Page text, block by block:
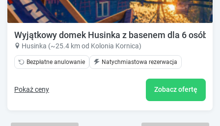
Wyjątkowy domek Husinka z basenem dla 6 osób
Husinka (~25.4 km od Kolonia Kornica)
Bezpłatne anulowanie Natychmiastowa rezerwacja
Pokaż ceny Zobacz ofertę